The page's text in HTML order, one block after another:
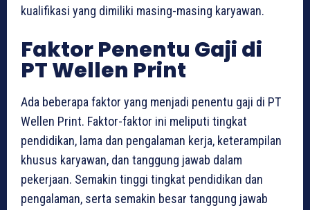
kualifikasi yang dimiliki masing-masing karyawan.
Faktor Penentu Gaji di
PT Wellen Print
Ada beberapa faktor yang menjadi penentu gaji di PT
Wellen Print. Faktor-faktor ini meliputi tingkat
pendidikan, lama dan pengalaman kerja, keterampilan
khusus karyawan, dan tanggung jawab dalam
pekerjaan. Semakin tinggi tingkat pendidikan dan
pengalaman, serta semakin besar tanggung jawab